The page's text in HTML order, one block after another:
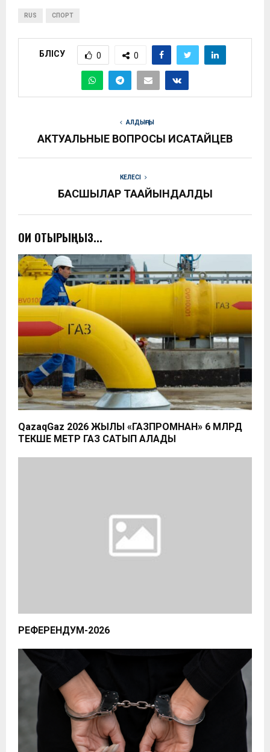
RUS СПОРТ
БӨЛІСУ 0 0
АЛДЫҢҒЫ
АКТУАЛЬНЫЕ ВОПРОСЫ ИСАТАЙЦЕВ
КЕЛЕСІ
БАСШЫЛАР ТАҒАЙЫНДАЛДЫ
ОҚИ ОТЫРЫҢЫЗ...
QazaqGaz 2026 ЖЫЛЫ «ГАЗПРОМНАН» 6 МЛРД
ТЕКШЕ МЕТР ГАЗ САТЫП АЛАДЫ
РЕФЕРЕНДУМ-2026